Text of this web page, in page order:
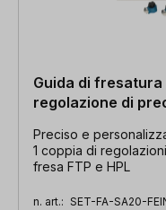
Guida di fresatura
regolazione di
Preciso e
1 coppia di
fresa FTP e HPL
n. art.: SET-FA-SA20-